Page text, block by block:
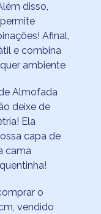
disso,
Afinal,
e combina
ambiente
Almofada
deixe de
Ela
capa de
cama
o
vendido